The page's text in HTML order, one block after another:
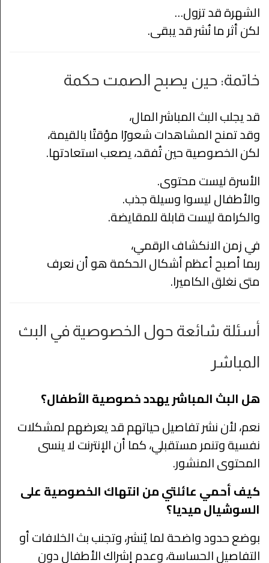
الشهرة قد تزول…
لكن أثر ما نُشر قد يبقى.
خاتمة: حين يصبح الصمت حكمة
قد يجلب البث المباشر المال،
وقد تمنح المشاهدات شعورًا مؤقتًا بالقيمة،
لكن الخصوصية حين تُفقد، يصعب استعادتها.
الأسرة ليست محتوى.
والأطفال ليسوا وسيلة جذب.
والكرامة ليست قابلة للمقايضة.
في زمن الانكشاف الرقمي،
ربما أصبح أعظم أشكال الحكمة هو أن نعرف
متى نغلق الكاميرا.
أسئلة شائعة حول الخصوصية في البث
المباشر
هل البث المباشر يهدد خصوصية الأطفال؟
نعم، لأن نشر تفاصيل حياتهم قد يعرضهم لمشكلات
نفسية وتنمر مستقبلي، كما أن الإنترنت لا ينسى
المحتوى المنشور.
كيف أحمي عائلتي من انتهاك الخصوصية على
السوشيال ميديا؟
بوضع حدود واضحة لما يُنشر، وتجنب بث الخلافات أو
التفاصيل الحساسة، وعدم إشراك الأطفال دون